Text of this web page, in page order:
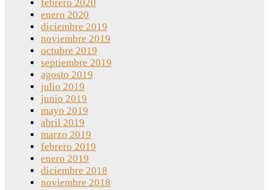
febrero 2020
enero 2020
diciembre 2019
noviembre 2019
octubre 2019
septiembre 2019
agosto 2019
julio 2019
junio 2019
mayo 2019
abril 2019
marzo 2019
febrero 2019
enero 2019
diciembre 2018
noviembre 2018